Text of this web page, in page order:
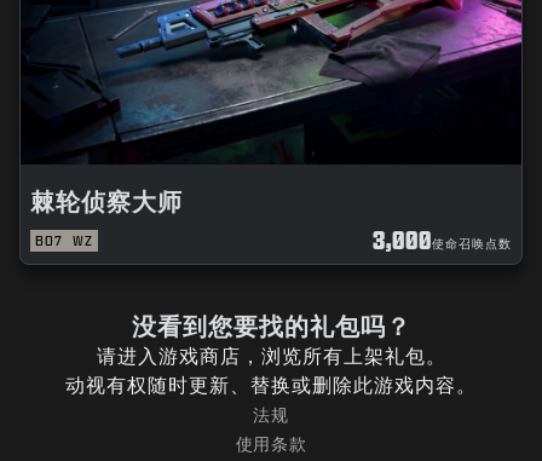
棘轮侦察大师
BO7 WZ 3,000使命召唤点数
没看到您要找的礼包吗？
请进入游戏商店，浏览所有上架礼包。
动视有权随时更新、替换或删除此游戏内容。
法规
使用条款